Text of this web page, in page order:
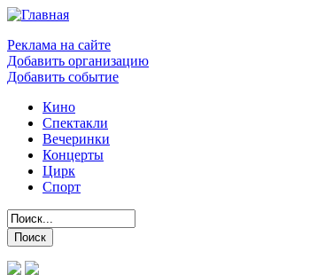
Реклама на сайте
Добавить организацию
Добавить событие
Кино
Спектакли
Вечеринки
Концерты
Цирк
Спорт